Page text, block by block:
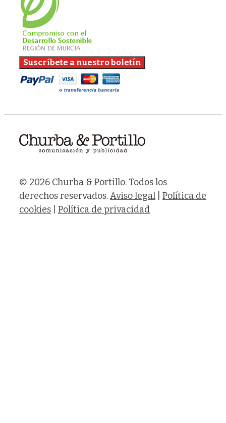
© 2026 Churba & Portillo. Todos los
derechos reservados.Aviso legal
Política de
cookies
Política de privacidad